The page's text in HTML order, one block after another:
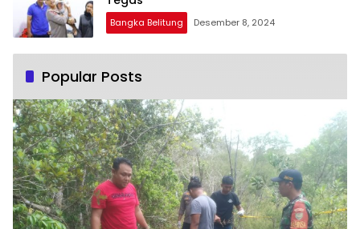
Bangka Belitung Desember 8, 2024
Popular Posts